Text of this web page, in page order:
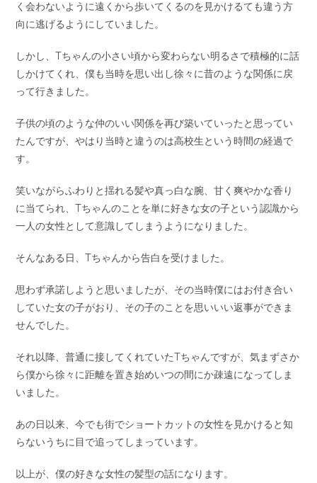
く会わないように遠くから歩いてくるのを見かけるても違う方
向に逃げるようにしていました。
しかし、Tちゃんの小さい頃から変わらない明るさで積極的に話
しかけてくれ、僕も当時を思い出し徐々に昔のような関係に戻
って行きました。
子供の頃のような仲のいい関係を再び築いていったと思ってい
たんですが、やはり当時と違うのは高校生という時間の経過で
す。
笑いながらふわりと揺れる髪や真っ白な腕、甘く爽やかな香り
に当てられ、Tちゃんのことを単に好きな女の子という認識から
一人の女性として意識してしまうようになりました。
そんなある日、Tちゃんから告白を受けました。
思わず承諾しようと思いましたが、その当時僕にはお付き合い
していた女の子がおり、その子のことを思いいい返事ができま
せんでした。
それ以降、普通に接してくれていたTちゃんですが、気まずさか
ら僕から徐々に距離を置き始めいつの間にか疎遠になってしま
いました。
あの日以来、今でも街でショートカットの女性を見かけると知
らないうちに目で追ってしまっています。
以上が、僕の好きな女性の髪型の話になります。